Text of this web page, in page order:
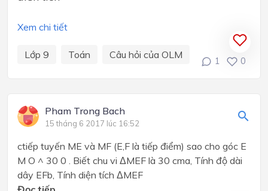
Xem chi tiết
Lớp 9 Toán Câu hỏi của OLM
1 0
Pham Trong Bach
15 tháng 6 2017 lúc 16:52
ctiếp tuyến ME và MF (E,F là tiếp điểm) sao cho góc E
M O ^ 30 0 . Biết chu vi ΔMEF là 30 cma, Tính độ dài
dây EFb, Tính diện tích ΔMEF